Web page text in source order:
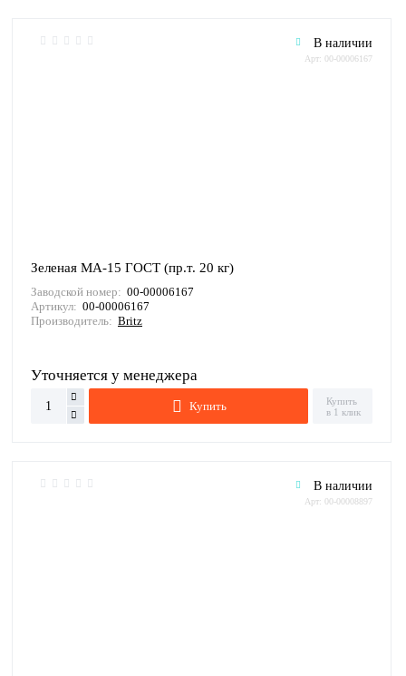
В наличии
Арт: 00-00006167
Зеленая МА-15 ГОСТ (пр.т. 20 кг)
Заводской номер: 00-00006167
Артикул: 00-00006167
Производитель: Britz
Уточняется у менеджера
Купить
Купить
в 1 клик
В наличии
Арт: 00-00008897